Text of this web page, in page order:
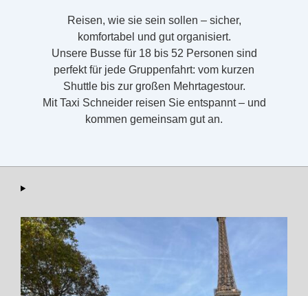
Reisen, wie sie sein sollen – sicher,
komfortabel und gut organisiert.
Unsere Busse für 18 bis 52 Personen sind
perfekt für jede Gruppenfahrt: vom kurzen
Shuttle bis zur großen Mehrtagestour.
Mit Taxi Schneider reisen Sie entspannt – und
kommen gemeinsam gut an.